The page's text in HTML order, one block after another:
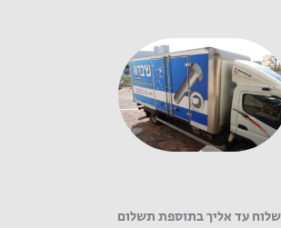
עד אליך בתוספת תשלום